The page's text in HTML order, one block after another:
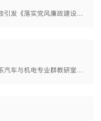
9月1日，学院党委、行政引发《落实党风廉政建设党委主体责任、纪委监督责任清单》等6张清单，并分别建立台账记录簿，每季度末月23日汇总上报市纪委备查。 9月9日，学院农业技术系副教授黄树平主研的《基于职业标...
7月1日，学院工程技术系汽车与机电专业群教研室主任周家领被授予“四川省优秀共产党员”荣誉称号。 7月8日，学院召开第三届教职工代表大会第四次会议。 7月11日，学院与白马葡萄协会及秀芳葡萄专业合作社联合主办...